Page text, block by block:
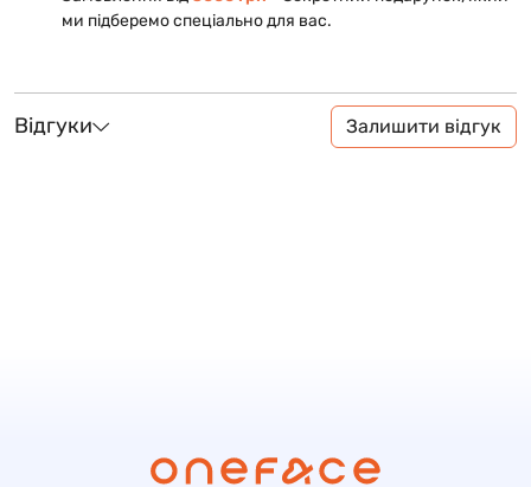
ми підберемо спеціально для вас.
Відгуки Залишити відгук